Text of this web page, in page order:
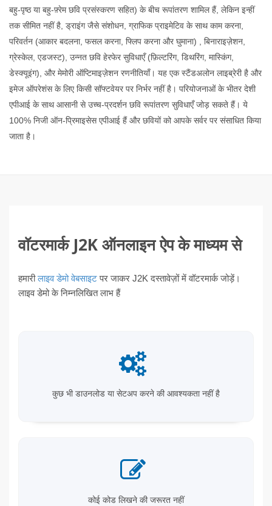
बहु-पृष्ठ या बहु-फ़्रेम छवि प्रसंस्करण सहित) के बीच रूपांतरण शामिल हैं, लेकिन इन्हीं
तक सीमित नहीं है, ड्राइंग जैसे संशोधन, ग्राफिक प्राइमेटिव के साथ काम करना,
परिवर्तन (आकार बदलना, फसल करना, फ्लिप करना और घुमाना) , बिनाराइज़ेशन,
ग्रेस्केल, एडजस्ट), उन्नत छवि हेरफेर सुविधाएँ (फ़िल्टरिंग, डिथरिंग, मास्किंग,
डेस्क्यूइंग), और मेमोरी ऑप्टिमाइज़ेशन रणनीतियाँ। यह एक स्टैंडअलोन लाइब्रेरी है और
इमेज ऑपरेशंस के लिए किसी सॉफ्टवेयर पर निर्भर नहीं है। परियोजनाओं के भीतर देशी
एपीआई के साथ आसानी से उच्च-प्रदर्शन छवि रूपांतरण सुविधाएँ जोड़ सकते हैं। ये
100% निजी ऑन-प्रिमाइसेस एपीआई हैं और छवियों को आपके सर्वर पर संसाधित किया
जाता है।
वॉटरमार्क J2K ऑनलाइन ऐप के माध्यम से
हमारीलाइव डेमो वेबसाइटपर जाकर J2K दस्तावेज़ों में वॉटरमार्क जोड़ें।
लाइव डेमो के निम्नलिखित लाभ हैं
कुछ भी डाउनलोड या सेटअप करने की आवश्यकता नहीं है
कोई कोड लिखने की जरूरत नहीं